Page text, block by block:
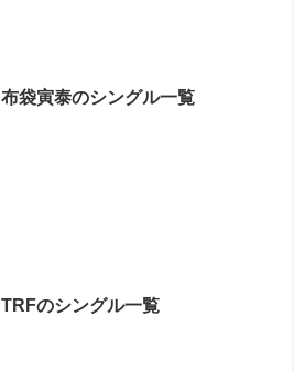
布袋寅泰のシングル一覧
TRFのシングル一覧